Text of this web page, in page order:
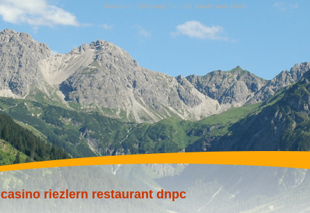
Wandern, Erholung für Leib,Seele und Geist,
casino riezlern restaurant dnpc